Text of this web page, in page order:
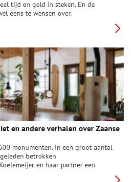
tijd en geld in steken. En de
eens te wensen over.
en andere verhalen over Zaanse
monumenten. In een groot aantal
betrokken
en haar partner een